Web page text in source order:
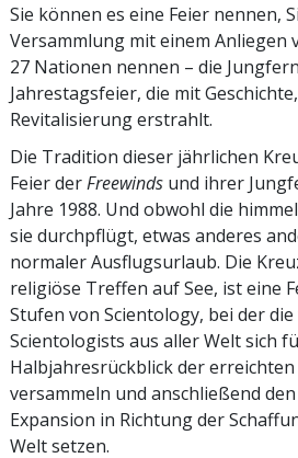
Sie können es eine Feier nennen,
Versammlung mit einem Anliegen
27 Nationen nennen – die
Jahrestagsfeier, die mit
Revitalisierung erstrahlt.
Die Tradition dieser jährlichen
Feier derFreewinds und ihrer
Jahre 1988. Und obwohl die
sie durchpflügt, etwas anderes
normaler Ausflugsurlaub. Die
religiöse Treffen auf See, ist eine
Stufen von Scientology, bei der
Scientologists aus aller Welt sich
Halbjahresrückblick der
versammeln und anschließend
Expansion in Richtung der
Welt setzen.